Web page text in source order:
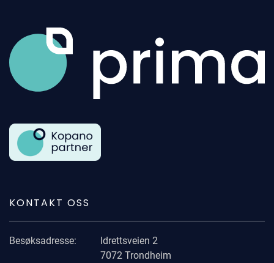
Gå til forsiden
KONTAKT OSS
Besøksadresse:
Idrettsveien 2
7072 Trondheim